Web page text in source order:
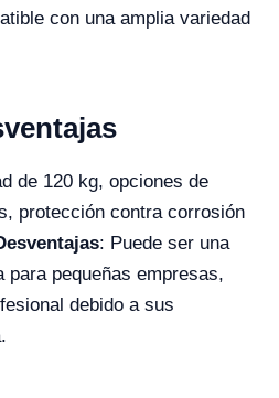
con una amplia variedad
de 120 kg, opciones de
protección contra corrosión
: Puede ser una
para pequeñas empresas,
debido a sus